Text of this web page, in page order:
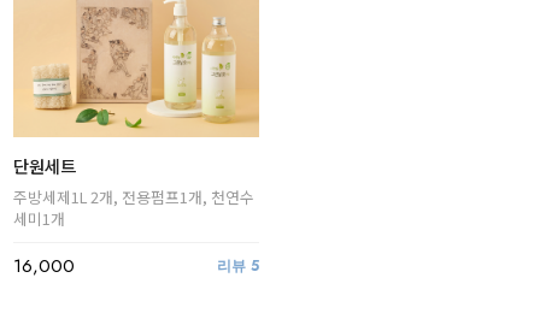
단원세트
주방세제1L 2개, 전용펌프1개, 천연수
세미1개
16,000 리뷰 5